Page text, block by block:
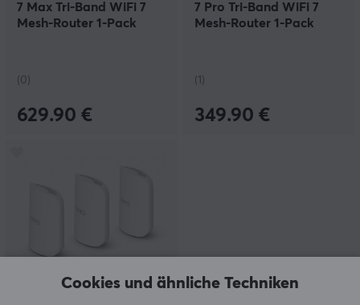
7 Max Tri-Band WiFi 7
Mesh-Router 1-Pack
(0)
629.90 €
7 Pro Tri-Band WiFi 7
Mesh-Router 1-Pack
(1)
349.90 €
Cookies und ähnliche Techniken